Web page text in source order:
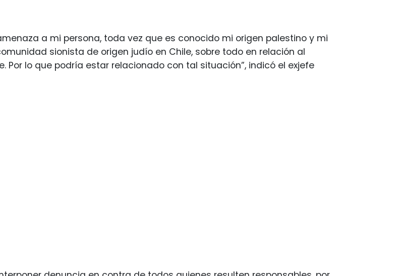
a mi persona, toda vez que es conocido mi origen palestino y mi
sionista de origen judío en Chile, sobre todo en relación al
Por lo que podría estar relacionado con tal situación”, indicó el exjefe